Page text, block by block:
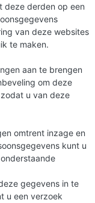
deze derden op een
van deze websites
te maken.
aan te brengen
om deze
u van deze
omtrent inzage en
kunt u
gegevens in te
u een verzoek